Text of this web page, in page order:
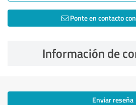
Ponte en contacto
Información de
Enviar reseña